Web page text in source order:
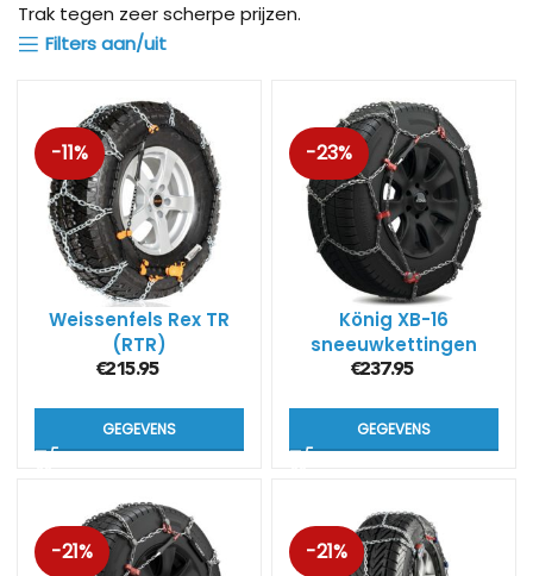
Trak tegen zeer scherpe prijzen.
Filters aan/uit
-11%
Weissenfels Rex TR
(RTR)
€215.95
GEGEVENS
-23%
König XB-16
sneeuwkettingen
(16mm) voor 4×4 en
€237.95
GEGEVENS
-21% -21%